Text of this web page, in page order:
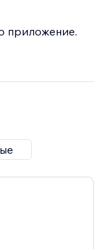
приложение.